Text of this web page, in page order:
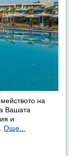
на
Вашата
и
Още...